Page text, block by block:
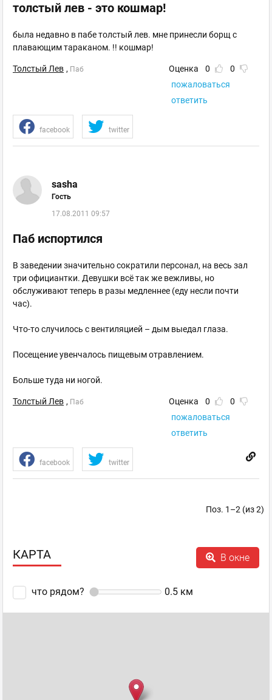
толстый лев - это кошмар!
была недавно в пабе толстый лев. мне принесли борщ с
плавающим тараканом. !! кошмар!
Толстый Лев , Паб Оценка 0
0
пожаловаться
ответить
facebook twitter
sasha
Гость
17.08.2011 09:57
Паб испортился
В заведении значительно сократили персонал, на весь зал
три официантки. Девушки всё так же вежливы, но
обслуживают теперь в разы медленнее (еду несли почти
час).
Что-то случилось с вентиляцией – дым выедал глаза.
Посещение увенчалось пищевым отравлением.
Больше туда ни ногой.
Толстый Лев , Паб Оценка 0
0
пожаловаться
ответить
facebook twitter
Поз. 1–2 (из 2)
КАРТА В окне
что рядом? 0.5 км